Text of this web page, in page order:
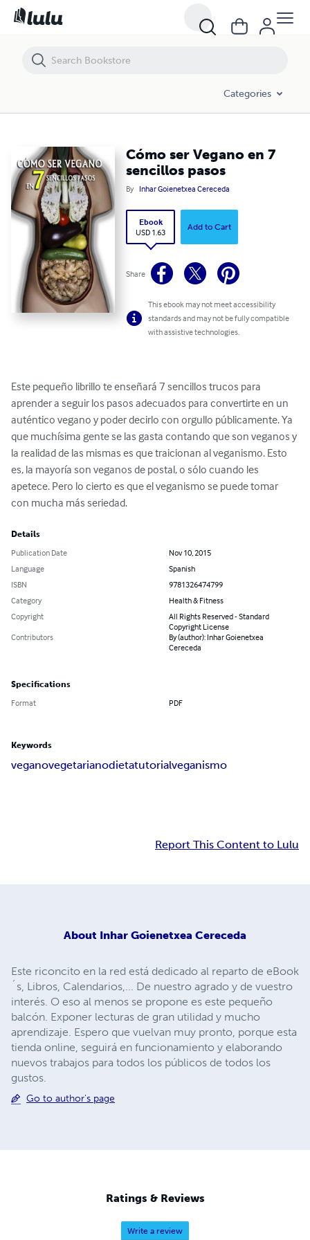
Categories
Cómo ser Vegano en 7
sencillos pasos
By Inhar Goienetxea Cereceda
Ebook
USD 1.63
Add to Cart
Share
This ebook may not meet accessibility
standards and may not be fully compatible
with assistive technologies.
Este pequeño librillo te enseñará 7 sencillos trucos para
aprender a seguir los pasos adecuados para convertirte en un
auténtico vegano y poder decirlo con orgullo públicamente. Ya
que muchísima gente se las gasta contando que son veganos y
la realidad de las mismas es que traicionan al veganismo. Esto
es, la mayoría son veganos de postal, o sólo cuando les
apetece. Pero lo cierto es que el veganismo se puede tomar
con mucha más seriedad.
Details
Publication Date
Nov 10, 2015
Language
Spanish
ISBN
9781326474799
Category
Health & Fitness
Copyright
All Rights Reserved - Standard
Copyright License
Contributors
By (author): Inhar Goienetxea
Cereceda
Specifications
Format PDF
Keywords
veganovegetarianodietatutorialveganismo
Report This Content to Lulu
About Inhar Goienetxea Cereceda
Este riconcito en la red está dedicado al reparto de eBook
´s, Libros, Calendarios,... De nuestro agrado y de vuestro
interés. O eso al menos se propone es este pequeño
balcón. Exponer lecturas de gran utilidad y mucho
aprendizaje. Espero que vuelvan muy pronto, porque esta
tienda online, seguirá en funcionamiento y elaborando
nuevos trabajos para todos los públicos de todos los
gustos.
Go to author's page
Ratings & Reviews
Write a review
Cómo ser Vegano en 7 sencillos pasos